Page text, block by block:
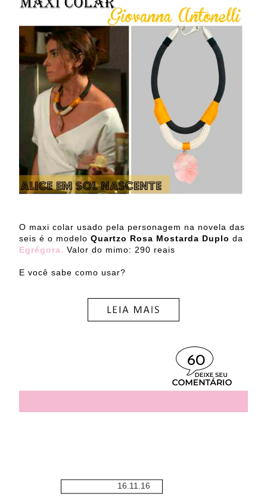
O maxi colar usado pela personagem na novela das
seis é o modelo Quartzo Rosa Mostarda Duplo da
Egrégora. Valor do mimo: 290 reais
E você sabe como usar?
60
16.11.16